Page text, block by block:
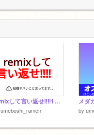
remixして言い返せ‼️‼️1弾 すっきりする会話 remix
umeboshi_ramen
メダ
by